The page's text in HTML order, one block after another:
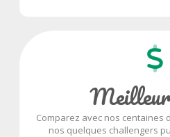
Comparez avec nos
nos quelques challengers